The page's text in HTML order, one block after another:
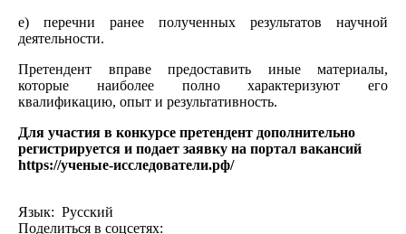
е) перечни ранее полученных результатов научной
деятельности.
Претендент вправе предоставить иные материалы,
которые наиболее полно характеризуют его
квалификацию, опыт и результативность.
Для участия в конкурсе претендент дополнительно
регистрируется и подает заявку на портал вакансий
https://ученые-исследователи.рф/
Язык: Русский
Поделиться в соцсетях: